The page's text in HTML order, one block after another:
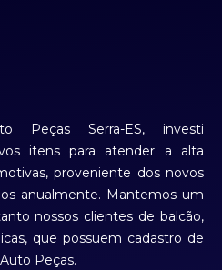
Serra-ES, investi
itens para atender a alta
proveniente dos novos
anualmente. Mantemos um
nossos clientes de balcão,
que possuem cadastro de
Peças.